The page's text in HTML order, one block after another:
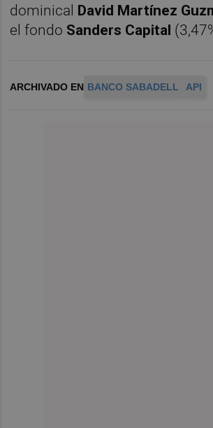
dominical David Martínez
el fondo Sanders Capital
ARCHIVADO EN BANCO SABADELL API